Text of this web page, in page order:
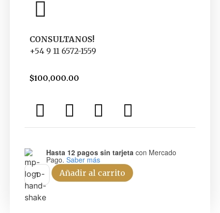
CONSULTANOS!
+54 9 11 6572-1559
$100,000.00
Hasta 12 pagos sin tarjeta con Mercado
Pago. Saber más
Añadir al carrito